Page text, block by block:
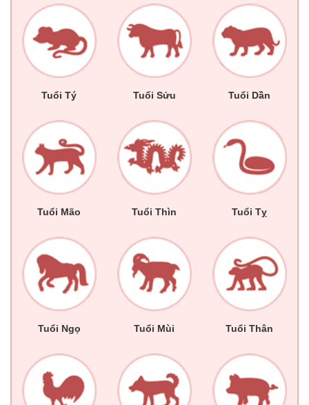
Tuổi Tý Tuổi Sửu Tuổi Dần
Tuổi Mão Tuổi Thìn Tuổi Tỵ
Tuổi Ngọ Tuổi Mùi Tuổi Thân